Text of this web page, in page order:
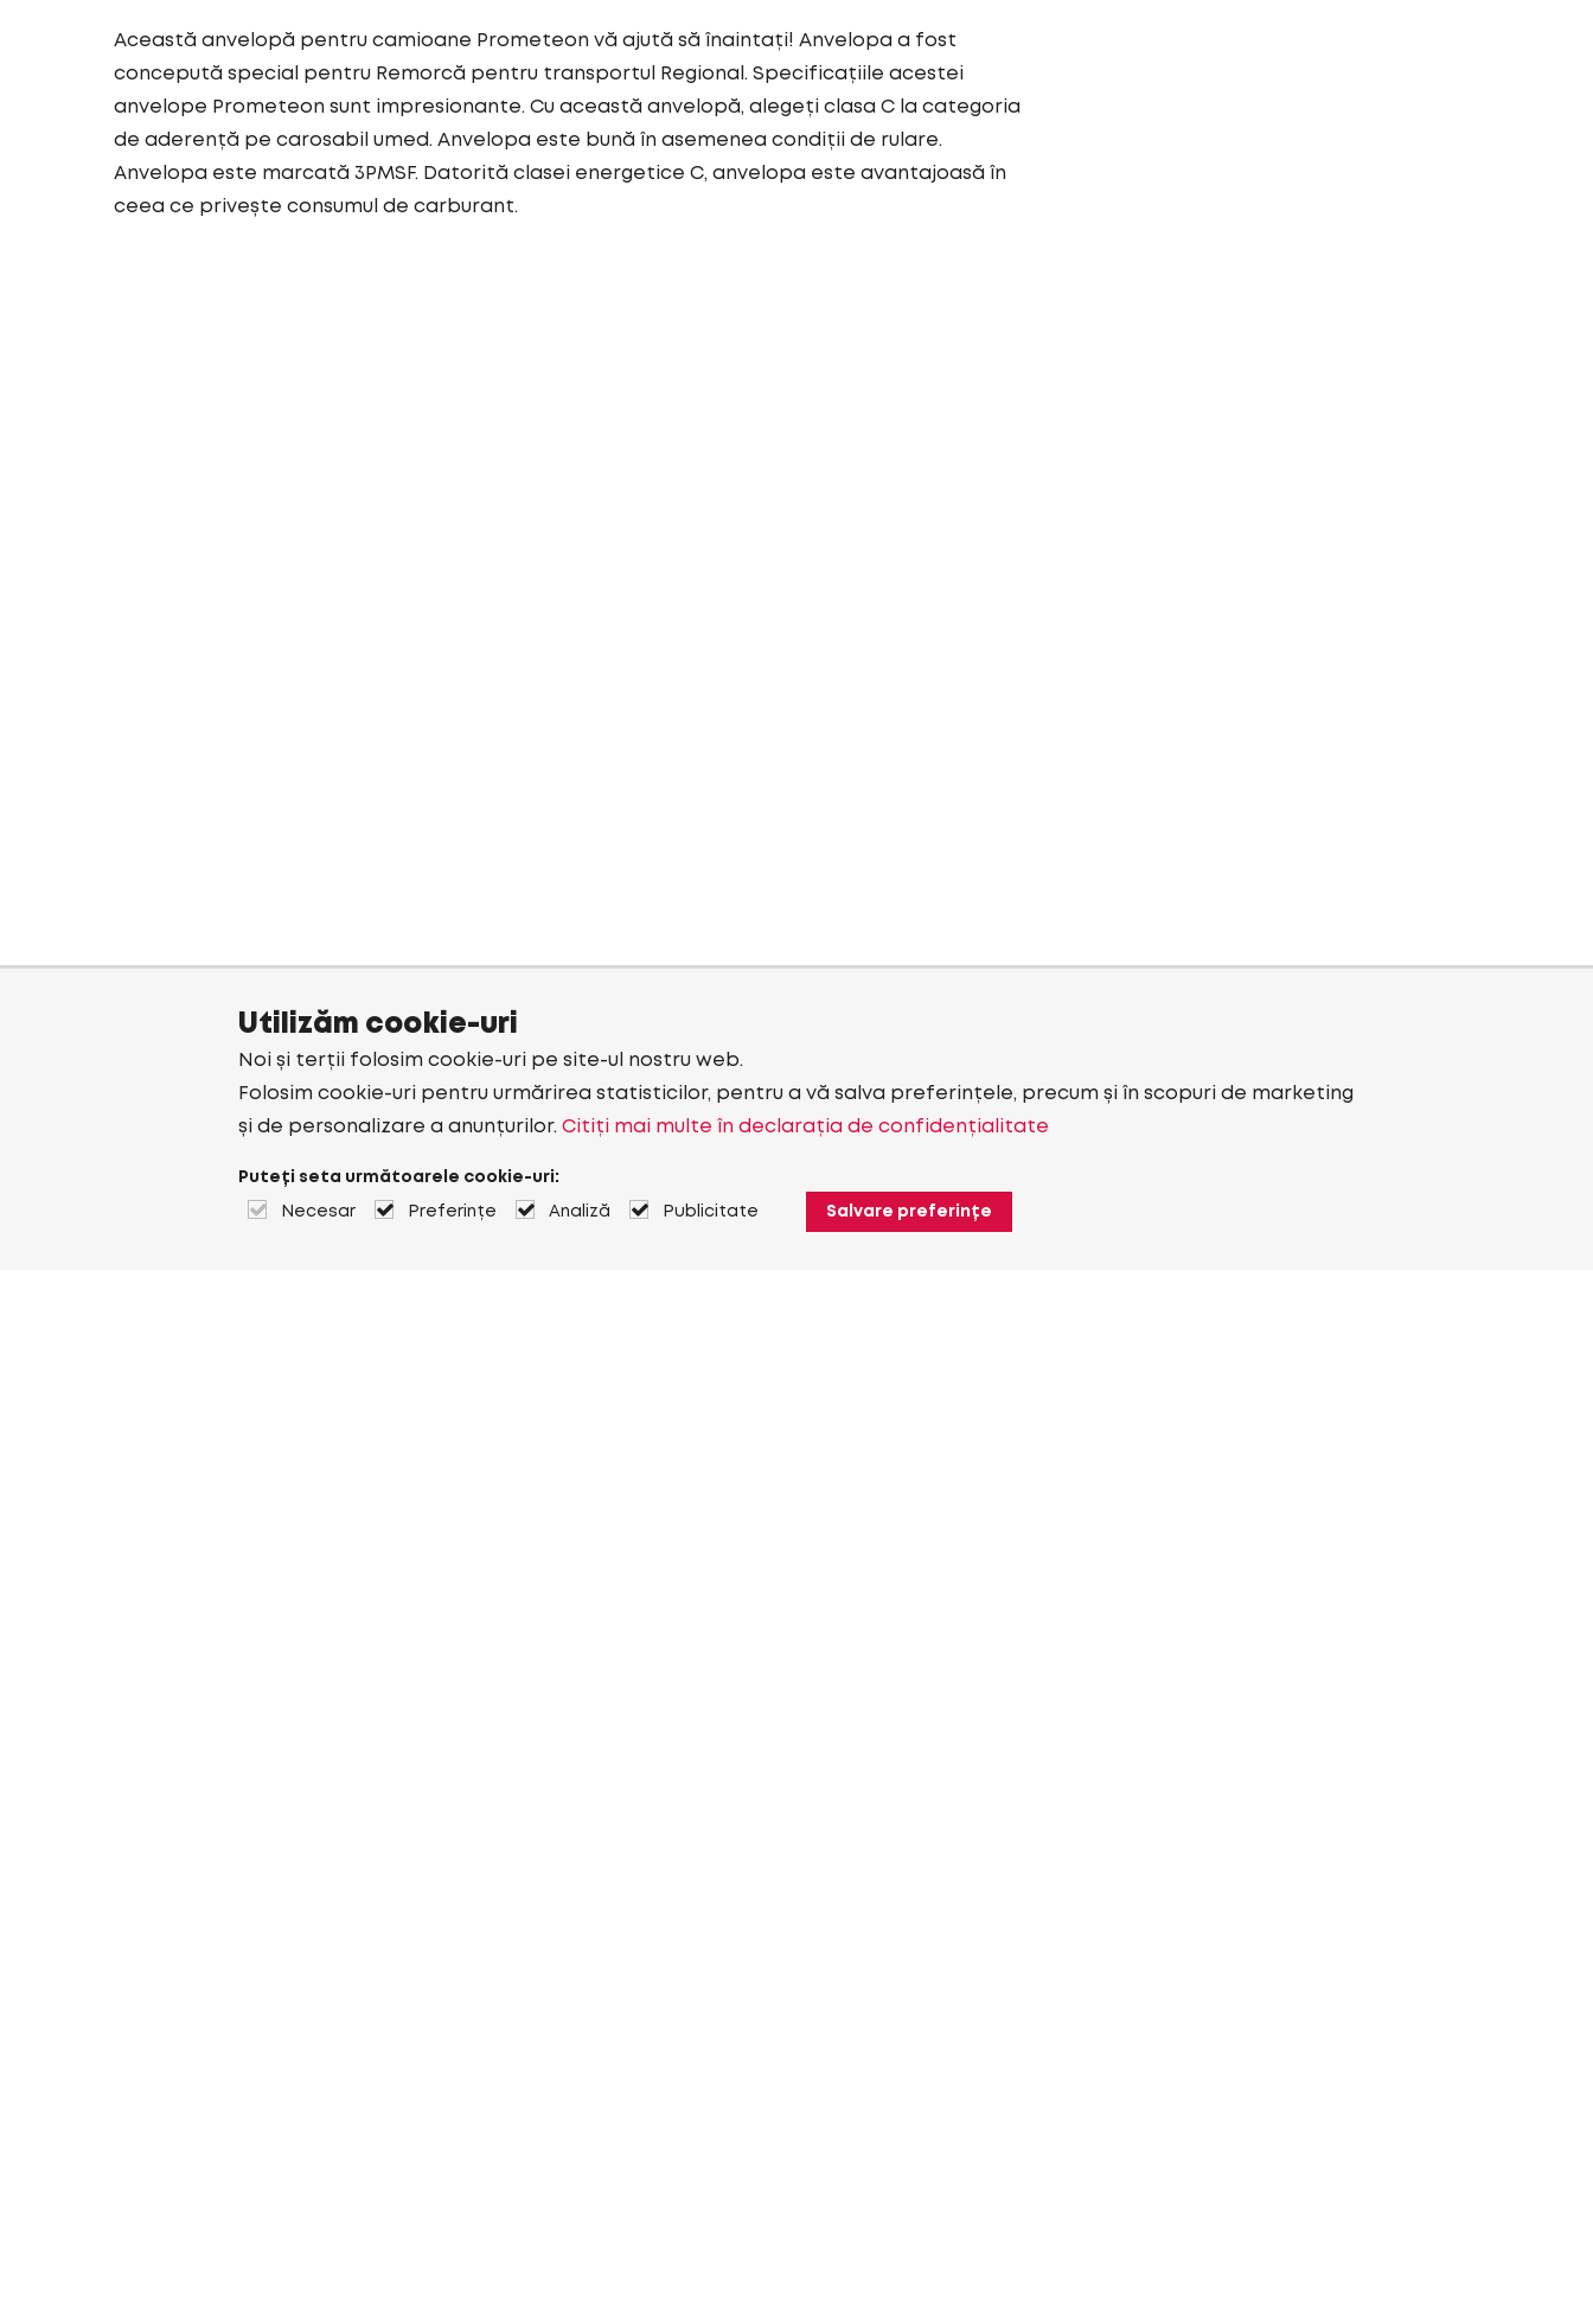
Această anvelopă pentru camioane Prometeon vă ajută să înaintați! Anvelopa a fost
concepută special pentru Remorcă pentru transportul Regional. Specificațiile acestei
anvelope Prometeon sunt impresionante. Cu această anvelopă, alegeți clasa C la categoria
de aderență pe carosabil umed. Anvelopa este bună în asemenea condiții de rulare.
Anvelopa este marcată 3PMSF. Datorită clasei energetice C, anvelopa este avantajoasă în
ceea ce privește consumul de carburant.
Utilizăm cookie-uri
Noi și terții folosim cookie-uri pe site-ul nostru web.
Folosim cookie-uri pentru urmărirea statisticilor, pentru a vă salva preferințele, precum și în scopuri de marketing
și de personalizare a anunțurilor. Citiți mai multe în declarația de confidențialitate
Puteți seta următoarele cookie-uri:
Necesar Preferințe Analiză Publicitate Salvare preferințe